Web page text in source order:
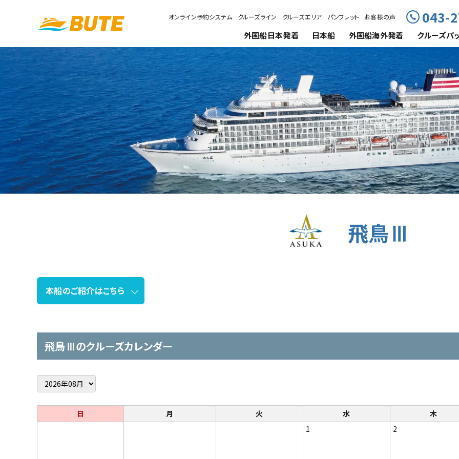
外国船日本発着 日本船 外国船海外発着 クルーズパ
オンライン予約システム クルーズライン クルーズエリア パンフレット お客様の声 043-
飛鳥Ⅲ
本船のご紹介はこちら
飛鳥Ⅲのクルーズカレンダー
日 月 火 水 木
1
2